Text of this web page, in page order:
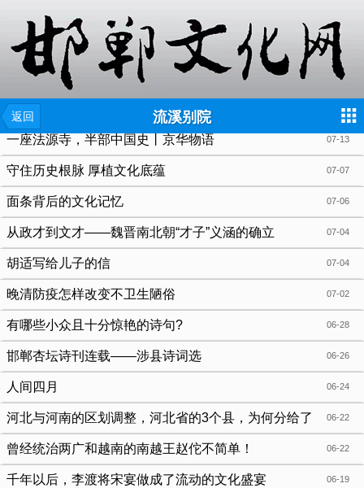
返回 流溪别院
07-13
一座法源寺，半部中国史丨京华物语
07-07
守住历史根脉 厚植文化底蕴
07-06
面条背后的文化记忆
07-04
从政才到文才——魏晋南北朝“才子”义涵的确立
07-04
胡适写给儿子的信
07-02
晚清防疫怎样改变不卫生陋俗
06-28
有哪些小众且十分惊艳的诗句?
06-26
邯郸杏坛诗刊连载——涉县诗词选
06-24
人间四月
06-22
河北与河南的区划调整，河北省的3个县，为何分给了
河南省？ 06-22
曾经统治两广和越南的南越王赵佗不简单！
06-19
千年以后，李渡将宋宴做成了流动的文化盛宴